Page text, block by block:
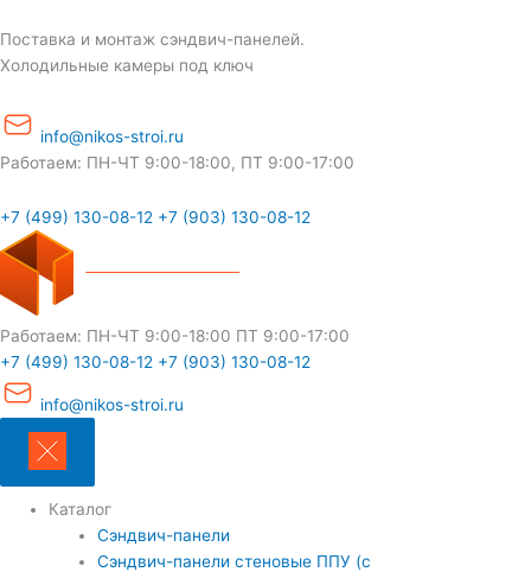
к
содержимому
Поставка и монтаж сэндвич-панелей.
Холодильные камеры под ключ
info@nikos-stroi.ru
Работаем: ПН-ЧТ 9:00-18:00, ПТ 9:00-17:00
+7 (499) 130-08-12 +7 (903) 130-08-12
Работаем: ПН-ЧТ 9:00-18:00 ПТ 9:00-17:00
+7 (499) 130-08-12 +7 (903) 130-08-12
info@nikos-stroi.ru
Каталог
Сэндвич-панели
Сэндвич-панели стеновые ППУ (с